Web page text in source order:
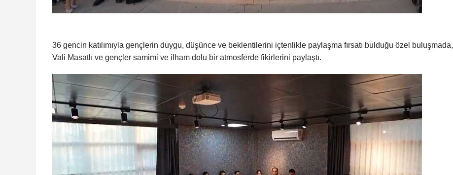
36 gencin katılımıyla gençlerin duygu, düşünce ve beklentilerini içtenlikle paylaşma fırsatı bulduğu özel buluşmada,
Vali Masatlı ve gençler samimi ve ilham dolu bir atmosferde fikirlerini paylaştı.